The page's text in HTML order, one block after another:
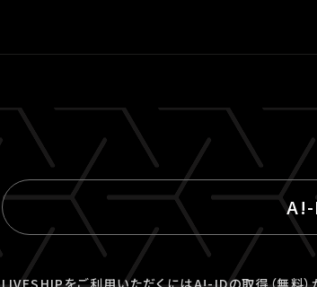
A!-
LIVESHIPをご利用いただくにはA!-IDの取得（無料）